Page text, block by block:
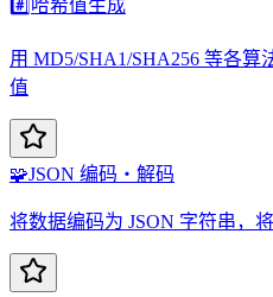
#️⃣ 哈希值生成
用 MD5/SHA1/SHA256 等各算
值
🧩JSON 编码・解码
将数据编码为 JSON 字符串，